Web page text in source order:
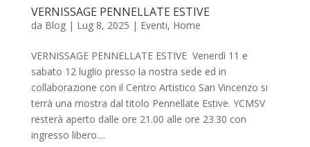
VERNISSAGE PENNELLATE ESTIVE
da Blog| Lug 8, 2025 | Eventi, Home
VERNISSAGE PENNELLATE ESTIVE Venerdì 11 e
sabato 12 luglio presso la nostra sede ed in
collaborazione con il Centro Artistico San Vincenzo si
terrà una mostra dal titolo Pennellate Estive. YCMSV
resterà aperto dalle ore 21.00 alle ore 23.30 con
ingresso libero....